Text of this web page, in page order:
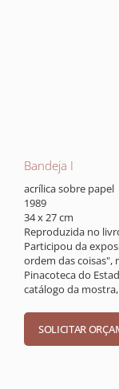
Bandeja I
acrílica sobre papel
1989
34 x 27 cm
Reproduzida no
Participou da
ordem das coisas",
Pinacoteca do
catálogo da mostra,